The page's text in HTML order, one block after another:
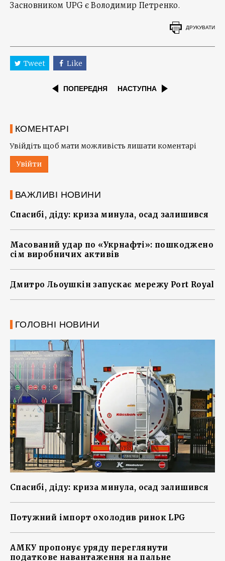
Засновником UPG є Володимир Петренко.
ДРУКУВАТИ
Tweet Like
ПОПЕРЕДНЯ НАСТУПНА
КОМЕНТАРІ
Увійдіть щоб мати можливість лишати коментарі
Увійти
ВАЖЛИВІ НОВИНИ
Спасибі, діду: криза минула, осад залишився
Масований удар по «Укрнафті»: пошкоджено
сім виробничих активів
Дмитро Льоушкін запускає мережу Port Royal
ГОЛОВНІ НОВИНИ
Спасибі, діду: криза минула, осад залишився
Потужний імпорт охолодив ринок LPG
АМКУ пропонує уряду переглянути
податкове навантаження на пальне